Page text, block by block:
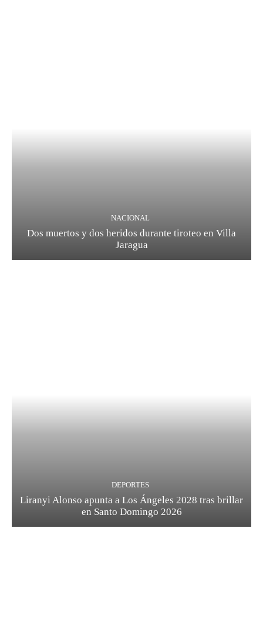
NACIONAL
Dos muertos y dos heridos durante tiroteo en Villa
Jaragua
DEPORTES
Liranyi Alonso apunta a Los Ángeles 2028 tras brillar
en Santo Domingo 2026